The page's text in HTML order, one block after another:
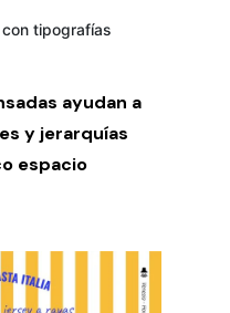
tipografías
ayudan a
y jerarquías
espacio